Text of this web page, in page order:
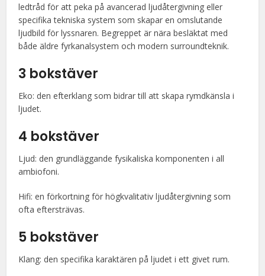
ledtråd för att peka på avancerad ljudåtergivning eller
specifika tekniska system som skapar en omslutande
ljudbild för lyssnaren. Begreppet är nära besläktat med
både äldre fyrkanalsystem och modern surroundteknik.
3 bokstäver
Eko: den efterklang som bidrar till att skapa rymdkänsla i
ljudet.
4 bokstäver
Ljud: den grundläggande fysikaliska komponenten i all
ambiofoni.
Hifi: en förkortning för högkvalitativ ljudåtergivning som
ofta eftersträvas.
5 bokstäver
Klang: den specifika karaktären på ljudet i ett givet rum.